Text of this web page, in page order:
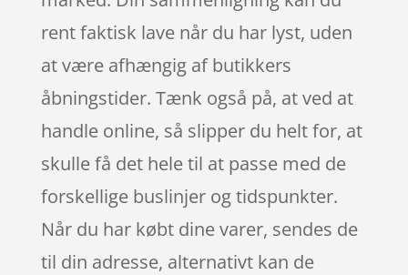
rent faktisk lave når du har lyst, uden
at være afhængig af butikkers
åbningstider. Tænk også på, at ved at
handle online, så slipper du helt for, at
skulle få det hele til at passe med de
forskellige buslinjer og tidspunkter.
Når du har købt dine varer, sendes de
til din adresse, alternativt kan de